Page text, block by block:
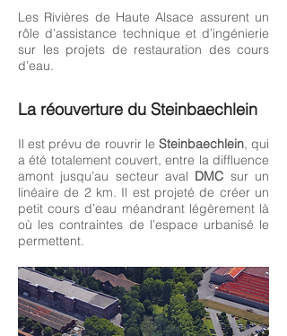
Les Rivières de Haute Alsace assurent un
rôle d’assistance technique et d’ingénierie
sur les projets de restauration des cours
d’eau.
La réouverture du Steinbaechlein
Il est prévu de rouvrir le Steinbaechlein, qui
a été totalement couvert, entre la diffluence
amont jusqu’au secteur aval DMC sur un
linéaire de 2 km. Il est projeté de créer un
petit cours d’eau méandrant légèrement là
où les contraintes de l’espace urbanisé le
permettent.